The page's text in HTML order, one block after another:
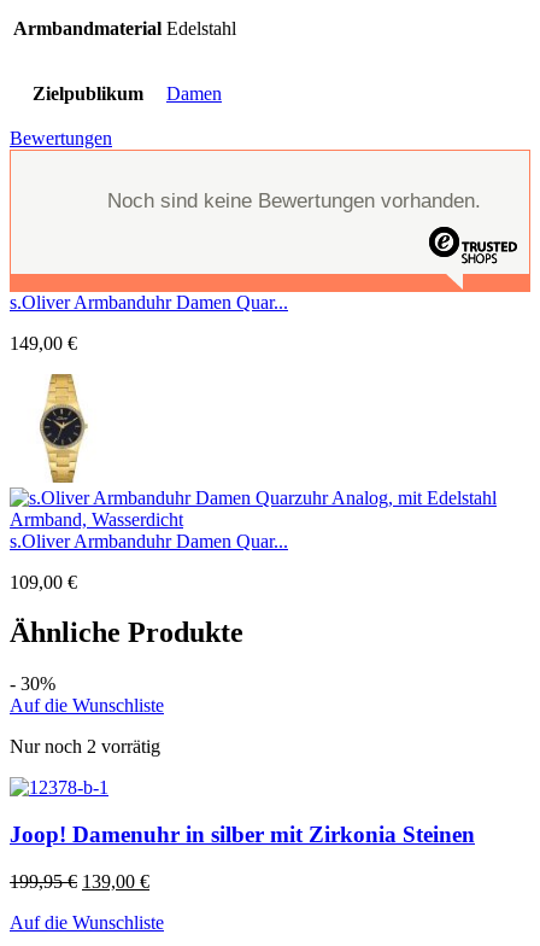
Armbandmaterial Edelstahl
Zielpublikum Damen
Bewertungen
Noch sind keine Bewertungen vorhanden.
s.Oliver Armbanduhr Damen Quar...
149,00 €
s.Oliver Armbanduhr Damen Quar...
109,00 €
Ähnliche Produkte
- 30%
Auf die Wunschliste
Nur noch 2 vorrätig
Joop! Damenuhr in silber mit Zirkonia Steinen
199,95€ 139,00 €
Auf die Wunschliste